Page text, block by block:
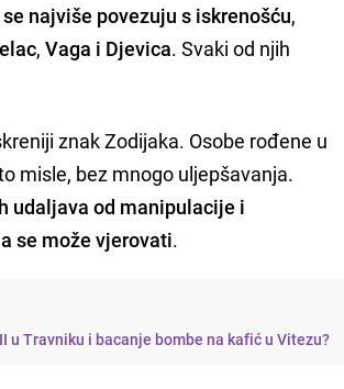
najviše povezuju s iskrenošću,
,Vaga i Djevica. Svaki od njih
znak Zodijaka. Osobe rođene u
misle, bez mnogo uljepšavanja.
udaljava od manipulacije i
se može vjerovati.
u Travniku i bacanje bombe na kafić u Vitezu?